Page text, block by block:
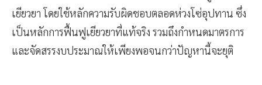
ได้รับผลกระทบ ตลอดจนดำเนินการป้องกัน ฟื้นฟู และ
เยียวยา โดยใช้หลักความรับผิดชอบตลอดห่วงโซ่อุปทาน ซึ่ง
เป็นหลักการฟื้นฟูเยียวยาที่แท้จริง รวมถึงกำหนดมาตรการ